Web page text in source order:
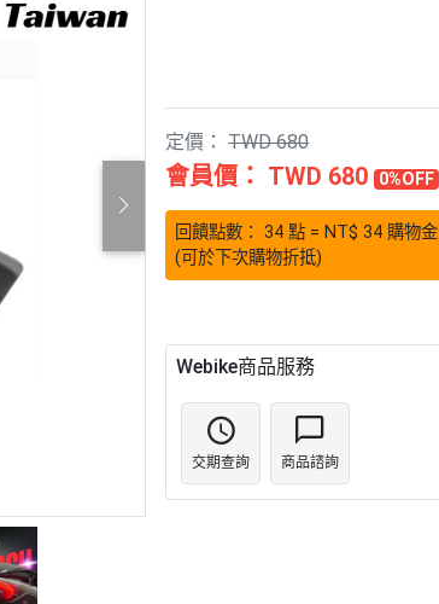
定價：TWD 680
會員價： TWD 680 0%OFF
回饋點數：34點 = NT$34 購物金
(可於下次購物折抵)
Webike商品服務
交期查詢 商品諮詢